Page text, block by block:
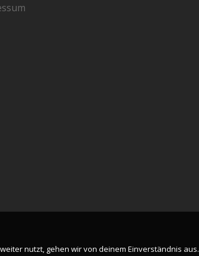
nutzt, gehen wir von deinem Einverständnis aus.